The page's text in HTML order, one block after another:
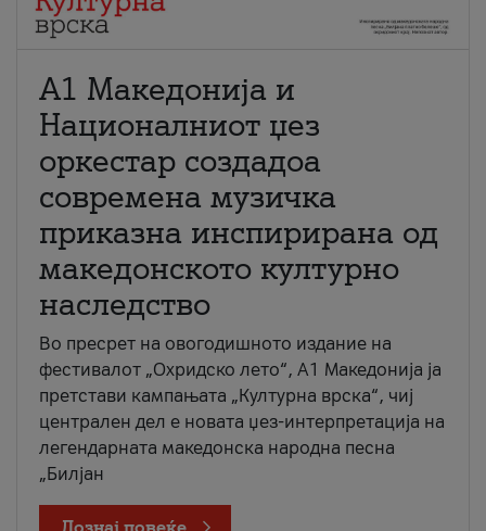
А1 Македонија и
Националниот џез
оркестар создадоа
современа музичка
приказна инспирирана од
македонското културно
наследство
Во пресрет на овогодишното издание на
фестивалот „Охридско лето“, А1 Македонија ја
претстави кампањата „Културна врска“, чиј
централен дел е новата џез-интерпретација на
легендарната македонска народна песна
„Билјан